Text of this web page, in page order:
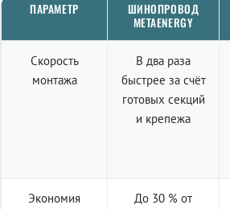
ПАРАМЕТР
ШИНОПРОВОД
METAENERGY
Скорость
монтажа
В два раза
быстрее за счёт
готовых секций
и крепежа
Экономия
До 30 % от